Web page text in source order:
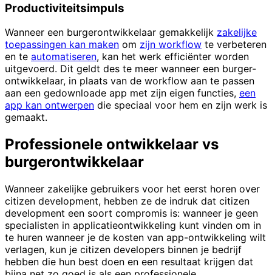
Productiviteitsimpuls
Wanneer een burgerontwikkelaar gemakkelijk zakelijke
toepassingen kan maken om zijn workflow te verbeteren
en te automatiseren, kan het werk efficiënter worden
uitgevoerd. Dit geldt des te meer wanneer een burger-
ontwikkelaar, in plaats van de workflow aan te passen
aan een gedownloade app met zijn eigen functies, een
app kan ontwerpen die speciaal voor hem en zijn werk is
gemaakt.
Professionele ontwikkelaar vs
burgerontwikkelaar
Wanneer zakelijke gebruikers voor het eerst horen over
citizen development, hebben ze de indruk dat citizen
development een soort compromis is: wanneer je geen
specialisten in applicatieontwikkeling kunt vinden om in
te huren wanneer je de kosten van app-ontwikkeling wilt
verlagen, kun je citizen developers binnen je bedrijf
hebben die hun best doen en een resultaat krijgen dat